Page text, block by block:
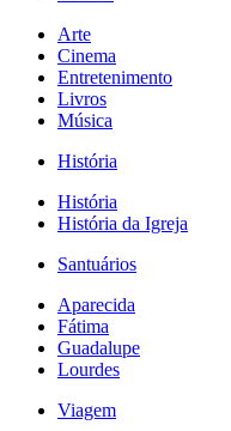
Arte
Cinema
Entretenimento
Livros
Música
História
História
História da Igreja
Santuários
Aparecida
Fátima
Guadalupe
Lourdes
Viagem